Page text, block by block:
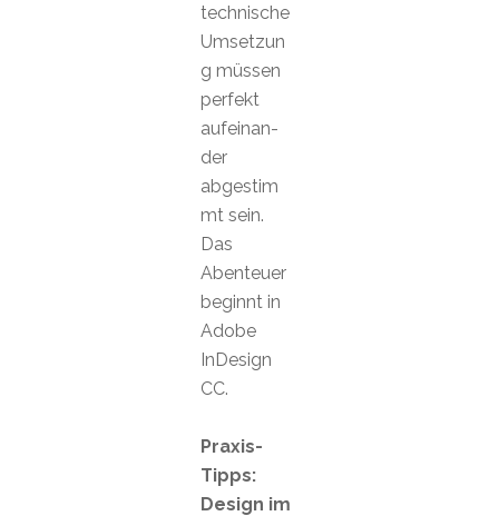
technische
Umsetzun
g müssen
perfekt
aufeinan-
der
abgestim
mt sein.
Das
Abenteuer
beginnt in
Adobe
InDesign
CC.
Praxis-
Tipps:
Design im